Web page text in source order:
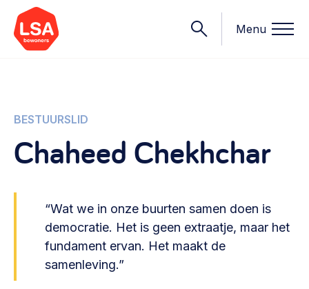
Menu
Onderwerpen
Starten van een initiatief
Financiën
Financieringsvormen, administratie, begroting en omzet >
Organisatie en beheer
Wat we doen
Onze leden
Contact
BESTUURSLID
Chaheed Chekhchar
“Wat we in onze buurten samen doen is
democratie. Het is geen extraatje, maar het
fundament ervan. Het maakt de
samenleving.”